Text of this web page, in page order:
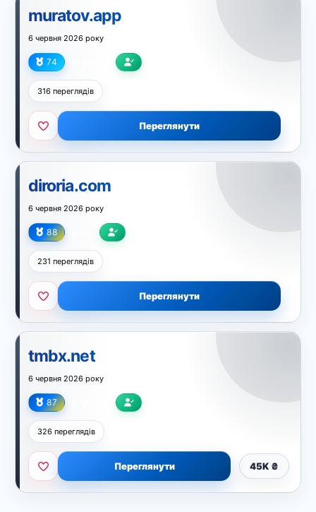
muratov.app
6 червня 2026 року
74
316 переглядів
Переглянути
diroria.com
6 червня 2026 року
88
231 переглядів
Переглянути
tmbx.net
6 червня 2026 року
87
326 переглядів
45K ₴
Переглянути